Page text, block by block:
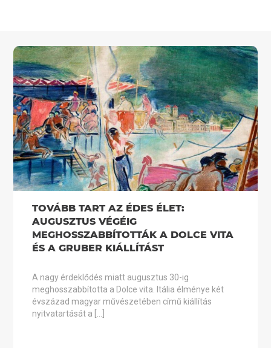
TOVÁBB TART AZ ÉDES ÉLET:
AUGUSZTUS VÉGÉIG
MEGHOSSZABBÍTOTTÁK A DOLCE VITA
ÉS A GRUBER KIÁLLÍTÁST
A nagy érdeklődés miatt augusztus 30-ig
meghosszabbította a Dolce vita. Itália élménye két
évszázad magyar művészetében című kiállítás
nyitvatartását a […]